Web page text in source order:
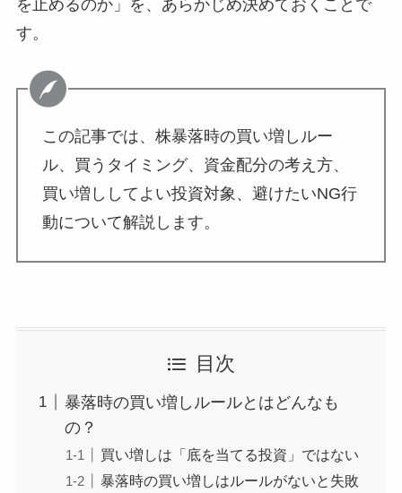
を止めるのか」を、あらかじめ決めておくことで
す。
この記事では、株暴落時の買い増しルー
ル、買うタイミング、資金配分の考え方、
買い増ししてよい投資対象、避けたいNG行
動について解説します。
目次
暴落時の買い増しルールとはどんなも
の？
買い増しは「底を当てる投資」ではない
暴落時の買い増しはルールがないと失敗